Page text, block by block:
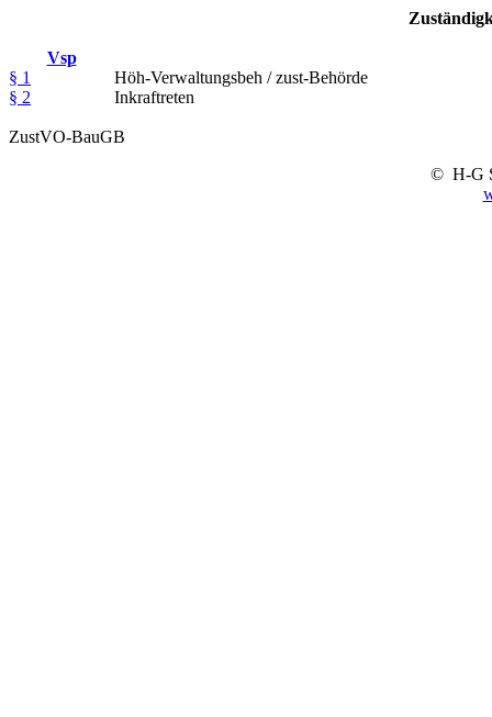
Vsp
§ 1
§ 2
Höh-Verwaltungsbeh / zust-Behörde
Inkraftreten
ZustVO-BauGB
© H-G